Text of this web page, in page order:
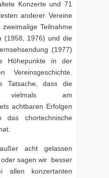
Konzerte und 71
anderer Vereine
Teilnahme
(1958, 1976) und die
(1977)
Höhepunkte in der
Vereinsgeschichte.
Tatsache, dass die
vielmals am
achtbaren Erfolgen
das chortechnische
acht gelassen
sagen wir besser
konzertanten